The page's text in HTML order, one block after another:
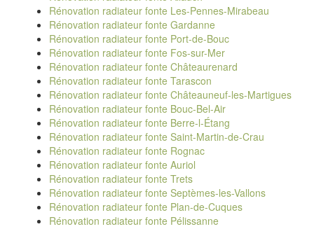
Rénovation radiateur fonte Les-Pennes-Mirabeau
Rénovation radiateur fonte Gardanne
Rénovation radiateur fonte Port-de-Bouc
Rénovation radiateur fonte Fos-sur-Mer
Rénovation radiateur fonte Châteaurenard
Rénovation radiateur fonte Tarascon
Rénovation radiateur fonte Châteauneuf-les-Martigues
Rénovation radiateur fonte Bouc-Bel-Air
Rénovation radiateur fonte Berre-l-Étang
Rénovation radiateur fonte Saint-Martin-de-Crau
Rénovation radiateur fonte Rognac
Rénovation radiateur fonte Auriol
Rénovation radiateur fonte Trets
Rénovation radiateur fonte Septèmes-les-Vallons
Rénovation radiateur fonte Plan-de-Cuques
Rénovation radiateur fonte Pélissanne